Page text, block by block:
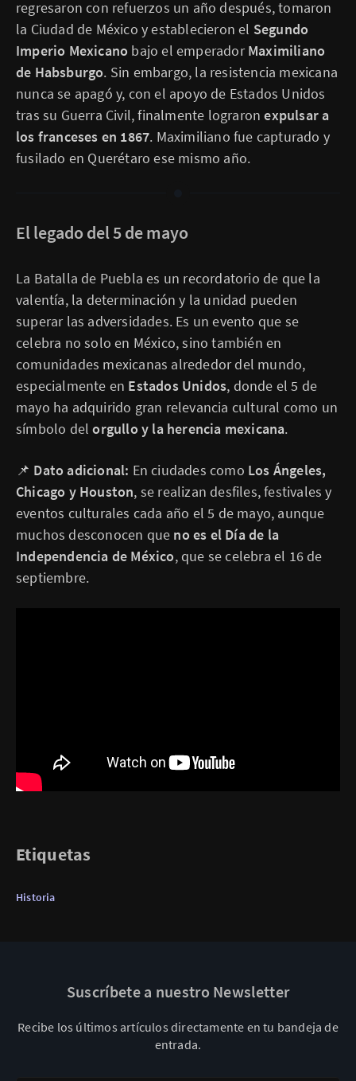
regresaron con refuerzos un año después, tomaron
la Ciudad de México y establecieron el Segundo
Imperio Mexicano bajo el emperadorMaximiliano
de Habsburgo. Sin embargo, la resistencia mexicana
nunca se apagó y, con el apoyo de Estados Unidos
tras su Guerra Civil, finalmente lograronexpulsar a
los franceses en 1867. Maximiliano fue capturado y
fusilado en Querétaro ese mismo año.
El legado del 5 de mayo
La Batalla de Puebla es un recordatorio de que la
valentía, la determinación y la unidad pueden
superar las adversidades. Es un evento que se
celebra no solo en México, sino también en
comunidades mexicanas alrededor del mundo,
especialmente en Estados Unidos, donde el 5 de
mayo ha adquirido gran relevancia cultural como un
símbolo delorgullo y la herencia mexicana.
📌 Dato adicional: En ciudades como Los Ángeles,
Chicago y Houston, se realizan desfiles, festivales y
eventos culturales cada año el 5 de mayo, aunque
muchos desconocen que no es el Día de la
Independencia de México, que se celebra el 16 de
septiembre.
Etiquetas
Historia
Suscríbete a nuestro Newsletter
Recibe los últimos artículos directamente en tu bandeja de
entrada.